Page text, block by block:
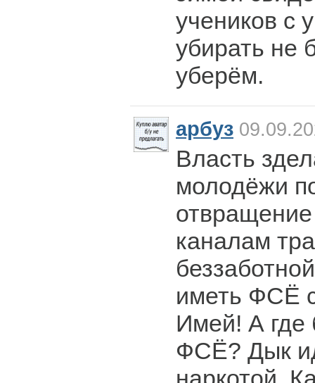
учеников с
убирать не
уберём.
арбуз
Власть
молодёжи
каналам
иметь ФСЁ
Имей! А где
ФСЁ? Дык